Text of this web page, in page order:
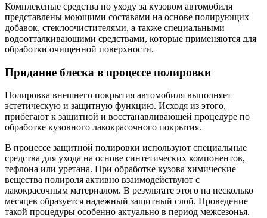
Комплексные средства по уходу за кузовом автомобиля
представлены моющими составами на основе полирующих
добавок, стеклоочистителями, а также специальными
водоотталкивающими средствами, которые применяются для
обработки очищенной поверхности.
Придание блеска в процессе полировки
Полировка внешнего покрытия автомобиля выполняет
эстетическую и защитную функцию. Исходя из этого,
прибегают к защитной и восстанавливающей процедуре по
обработке кузовного лакокрасочного покрытия.
В процессе защитной полировки используют специальные
средства для ухода на основе синтетических компонентов,
тефлона или уретана. При обработке кузова химические
вещества полироля активно взаимодействуют с
лакокрасочным материалом. В результате этого на несколько
месяцев образуется надежный защитный слой. Проведение
такой процедуры особенно актуально в период межсезонья.